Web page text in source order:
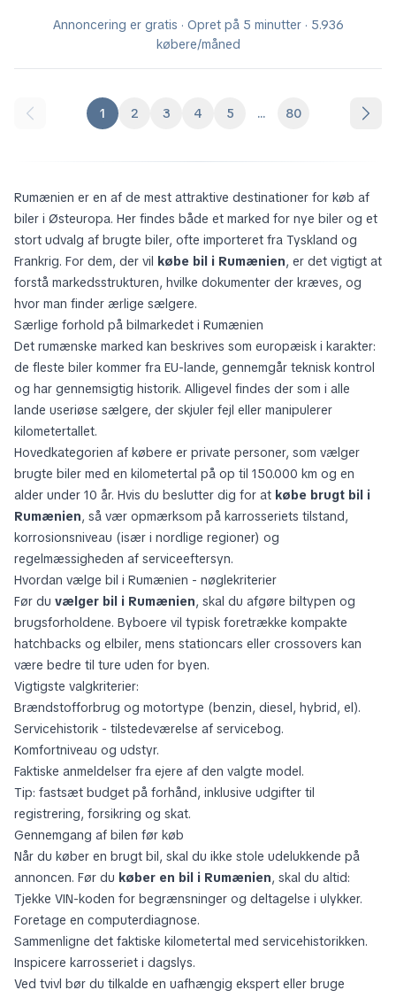
Annoncering er gratis · Opret på 5 minutter · 5.936
købere/måned
1 2 3 4 5 ... 80
Rumænien er en af de mest attraktive destinationer for køb af
biler i Østeuropa. Her findes både et marked for nye biler og et
stort udvalg af brugte biler, ofte importeret fra Tyskland og
Frankrig. For dem, der vil købe bil i Rumænien, er det vigtigt at
forstå markedsstrukturen, hvilke dokumenter der kræves, og
hvor man finder ærlige sælgere.
Særlige forhold på bilmarkedet i Rumænien
Det rumænske marked kan beskrives som europæisk i karakter:
de fleste biler kommer fra EU-lande, gennemgår teknisk kontrol
og har gennemsigtig historik. Alligevel findes der som i alle
lande useriøse sælgere, der skjuler fejl eller manipulerer
kilometertallet.
Hovedkategorien af købere er private personer, som vælger
brugte biler med en kilometertal på op til 150.000 km og en
alder under 10 år. Hvis du beslutter dig for at købe brugt bil i
Rumænien, så vær opmærksom på karrosseriets tilstand,
korrosionsniveau (især i nordlige regioner) og
regelmæssigheden af serviceeftersyn.
Hvordan vælge bil i Rumænien - nøglekriterier
Før du vælger bil i Rumænien, skal du afgøre biltypen og
brugsforholdene. Byboere vil typisk foretrække kompakte
hatchbacks og elbiler, mens stationcars eller crossovers kan
være bedre til ture uden for byen.
Vigtigste valgkriterier:
Brændstofforbrug og motortype (benzin, diesel, hybrid, el).
Servicehistorik - tilstedeværelse af servicebog.
Komfortniveau og udstyr.
Faktiske anmeldelser fra ejere af den valgte model.
Tip: fastsæt budget på forhånd, inklusive udgifter til
registrering, forsikring og skat.
Gennemgang af bilen før køb
Når du køber en brugt bil, skal du ikke stole udelukkende på
annoncen. Før du køber en bil i Rumænien, skal du altid:
Tjekke VIN-koden for begrænsninger og deltagelse i ulykker.
Foretage en computerdiagnose.
Sammenligne det faktiske kilometertal med servicehistorikken.
Inspicere karrosseriet i dagslys.
Ved tvivl bør du tilkalde en uafhængig ekspert eller bruge